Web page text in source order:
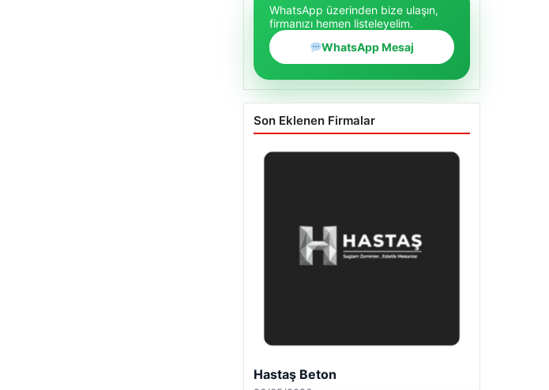
WhatsApp üzerinden bize ulaşın,
firmanızı hemen listeleyelim.
WhatsApp Mesaj
Son Eklenen Firmalar
Hastaş Beton